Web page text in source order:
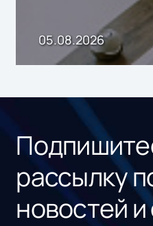
05.08.2026
рассылку
новостей